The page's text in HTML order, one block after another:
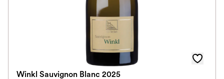
Winkl Sauvignon Blanc 2025